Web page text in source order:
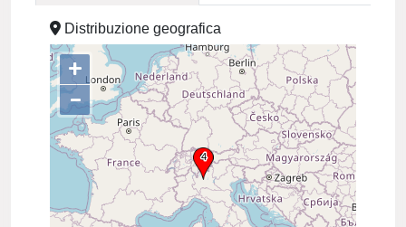
Distribuzione geografica
+
–